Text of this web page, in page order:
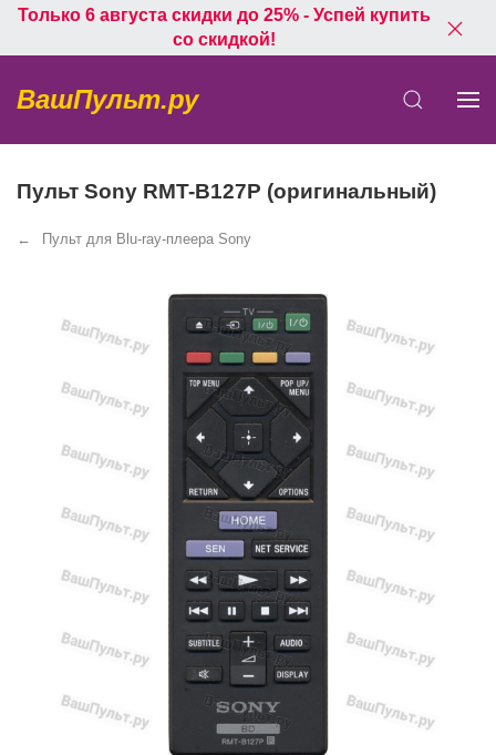
Только 6 августа скидки до 25% - Успей купить
со скидкой!
ВашПульт.ру
Пульт Sony RMT-B127P (оригинальный)
Пульт для Blu-ray-плеера Sony